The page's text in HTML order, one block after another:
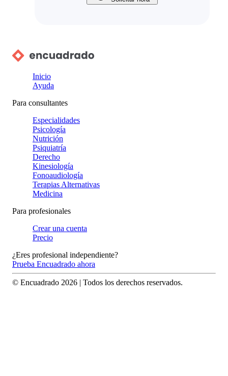
Inicio
Ayuda
Para consultantes
Especialidades
Psicología
Nutrición
Psiquiatría
Derecho
Kinesiología
Fonoaudiología
Terapias Alternativas
Medicina
Para profesionales
Crear una cuenta
Precio
¿Eres profesional independiente?
Prueba Encuadrado ahora
© Encuadrado 2026 | Todos los derechos reservados.